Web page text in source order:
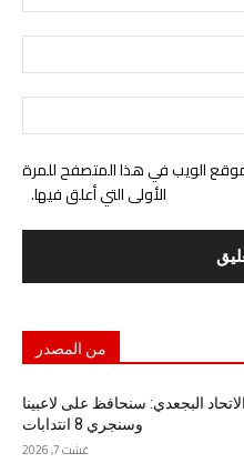
الويب في هذا المتصفح للمرة
الأولى التي أعلق فيها.
من المصدر
البجعدي: سنحافظ على لاعبينا
وسنجري 8 انتدابات
غشت 7, 2026